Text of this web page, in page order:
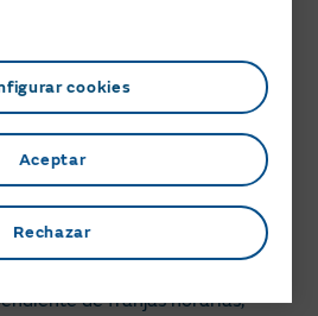
tus artículos, menor consumo
si tienes una tarifa con
intenta poner en marcha la
donde la electricidad es más
llamadoperiodo valle, que va
(de lunes a viernes) y que está
de franjas horarias,
cookies
Rechazar
Aceptar